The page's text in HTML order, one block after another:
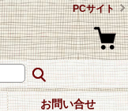
PCサイト
お問い合せ